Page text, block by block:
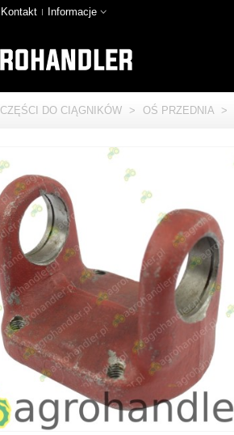
Kontakt Informacje
CZĘŚCI DO CIĄGNIKÓW > OŚ PRZEDNIA >